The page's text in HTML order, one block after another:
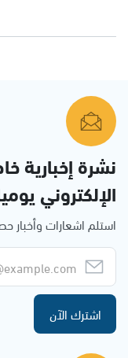
نشرة إخبارية
الإلكتروني
استلم اشعارات
اشترك الآن